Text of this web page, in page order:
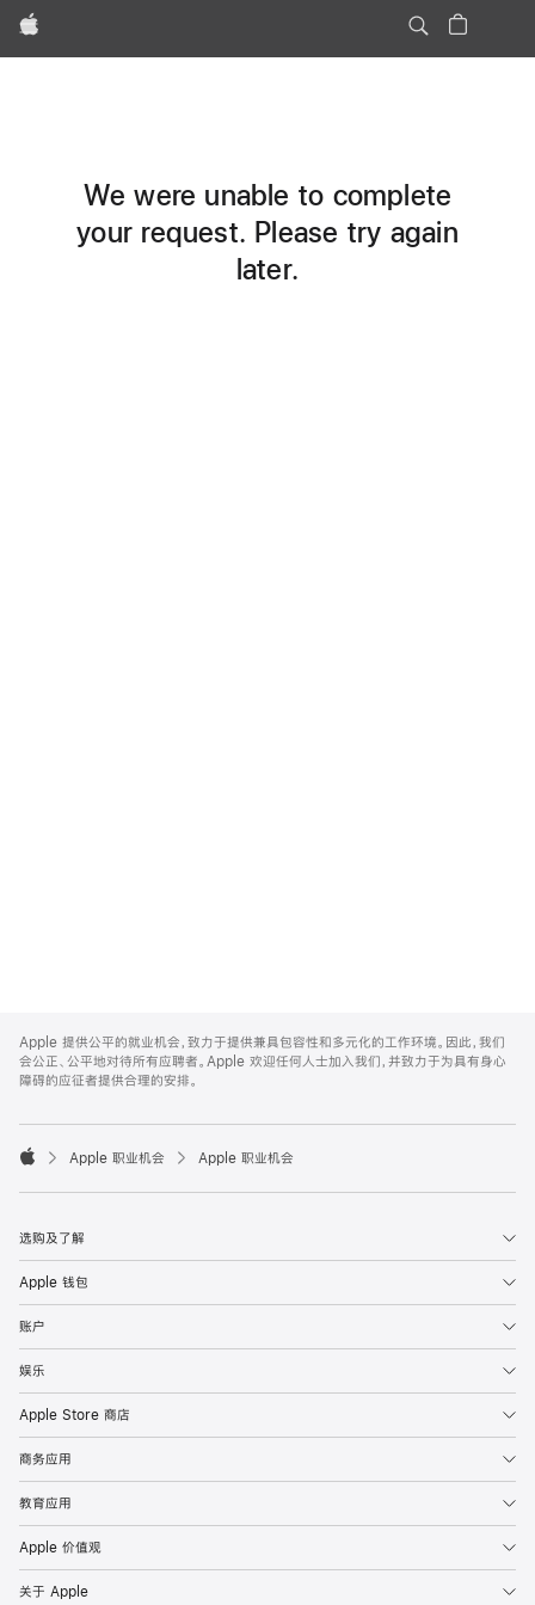
Apple
We were unable to complete
your request. Please try again
later.
Footer
Apple 提供公平的就业机会，致力于提供兼具包容性和多元化的工作环境。因此，我们
会公正、公平地对待所有应聘者。Apple 欢迎任何人士加入我们，并致力于为具有身心
障碍的应征者提供合理的安排。

Apple 职业机会 Apple 职业机会
选购及了解
Apple 钱包
账户
娱乐
Apple Store 商店
商务应用
教育应用
Apple 价值观
关于 Apple